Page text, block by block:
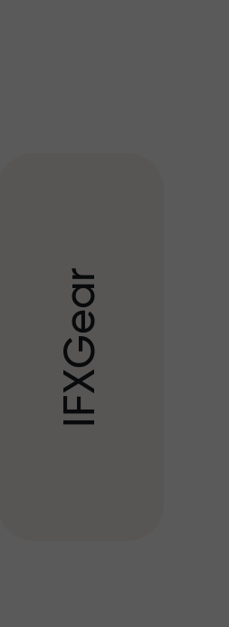
I
F
X
G
e
a
r